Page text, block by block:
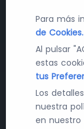
Últimas
Recibe
Para más
de Cookies.
Al pulsar
estas
tus
Los
nuestra
en nuestro